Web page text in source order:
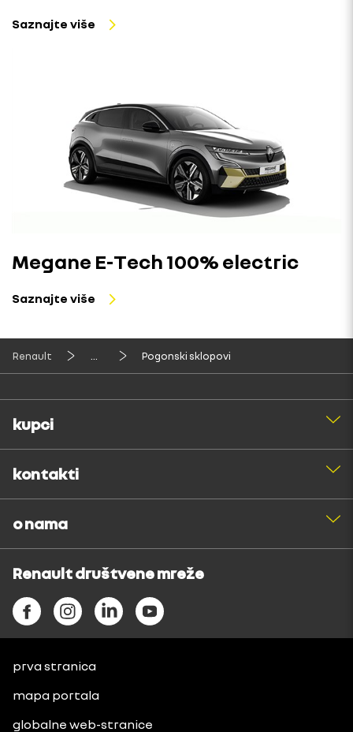
Saznajte više
Megane E-Tech 100% electric
Saznajte više